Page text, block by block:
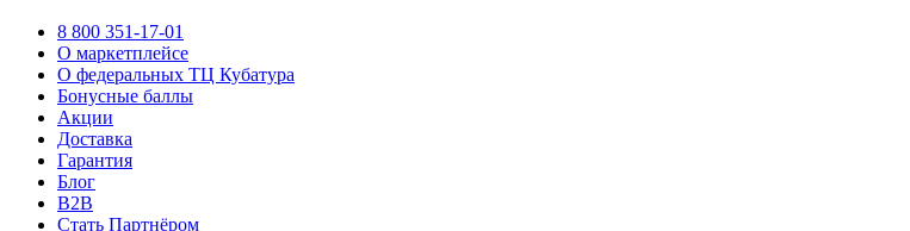
8 800 351-17-01
О маркетплейсе
О федеральных ТЦ Кубатура
Бонусные баллы
Акции
Доставка
Гарантия
Блог
B2B
Стать Партнёром